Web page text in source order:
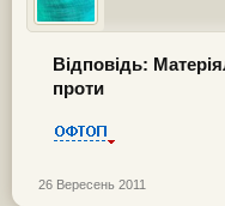
Відповідь:
проти
26 Вересень 2011